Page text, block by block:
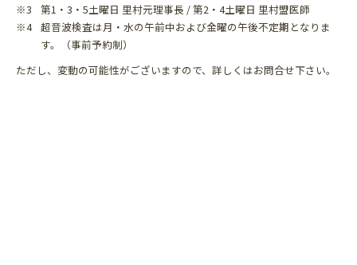
第1・3・5土曜日 里村元理事長 / 第2・4土曜日 里村盟医師
超音波検査は月・水の午前中および金曜の午後不定期となりま
す。（事前予約制）
ただし、変動の可能性がございますので、詳しくはお問合せ下さい。